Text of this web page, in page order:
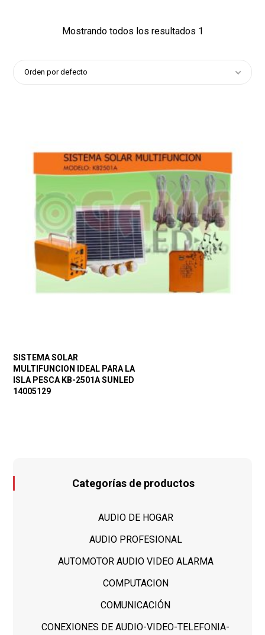
Mostrando todos los resultados 1
Orden por defecto
SISTEMA SOLAR
MULTIFUNCION IDEAL PARA LA
ISLA PESCA KB-2501A SUNLED
14005129
Categorías de productos
AUDIO DE HOGAR
AUDIO PROFESIONAL
AUTOMOTOR AUDIO VIDEO ALARMA
COMPUTACION
COMUNICACIÓN
CONEXIONES DE AUDIO-VIDEO-TELEFONIA-